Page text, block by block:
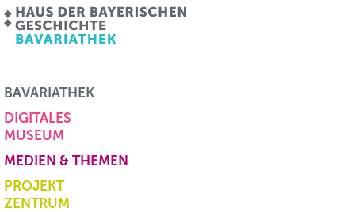
BAVARIATHEK
DIGITALES
MUSEUM
MEDIEN & THEMEN
PROJEKT
ZENTRUM